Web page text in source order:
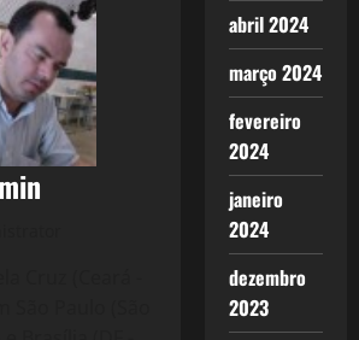
abril 2024
março 2024
fevereiro
2024
janeiro
2024
dezembro
2023